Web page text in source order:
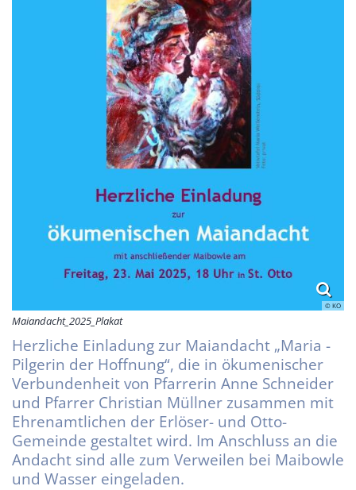
© KO
Maiandacht_2025_Plakat
Herzliche Einladung zur Maiandacht „Maria -
Pilgerin der Hoffnung“, die in ökumenischer
Verbundenheit von Pfarrerin Anne Schneider
und Pfarrer Christian Müllner zusammen mit
Ehrenamtlichen der Erlöser- und Otto-
Gemeinde gestaltet wird. Im Anschluss an die
Andacht sind alle zum Verweilen bei Maibowle
und Wasser eingeladen.